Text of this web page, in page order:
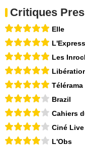
Critiques
Elle
L'Express
Les
Télérama
Brazil
Cahiers
Ciné Live
L'Obs